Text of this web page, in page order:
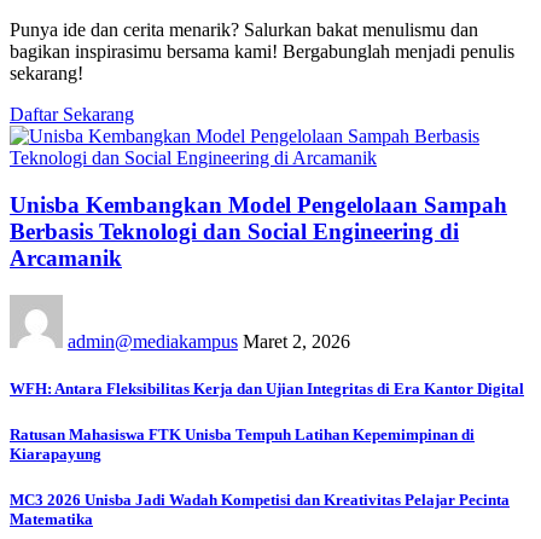
Punya ide dan cerita menarik? Salurkan bakat menulismu dan
bagikan inspirasimu bersama kami! Bergabunglah menjadi penulis
sekarang!
Daftar Sekarang
Unisba Kembangkan Model Pengelolaan Sampah
Berbasis Teknologi dan Social Engineering di
Arcamanik
admin@mediakampus Maret 2, 2026
WFH: Antara Fleksibilitas Kerja dan Ujian Integritas di Era Kantor Digital
Ratusan Mahasiswa FTK Unisba Tempuh Latihan Kepemimpinan di
Kiarapayung
MC3 2026 Unisba Jadi Wadah Kompetisi dan Kreativitas Pelajar Pecinta
Matematika